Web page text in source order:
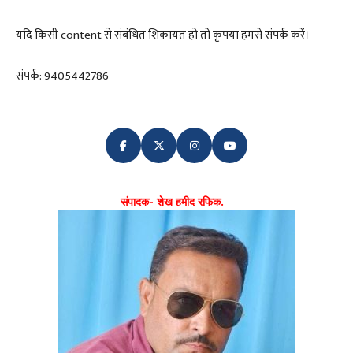
यदि किसी content से संबंधित शिकायत हो तो कृपया हमसे संपर्क करें।
संपर्क: 9405442786
संपादक- शेख हमीद रफिक.